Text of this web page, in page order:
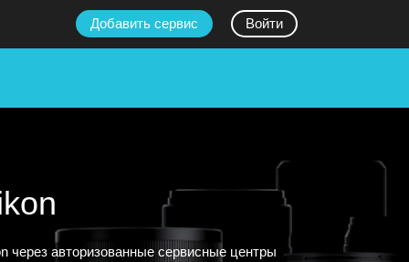
Добавить сервис Войти
через авторизованные сервисные центры